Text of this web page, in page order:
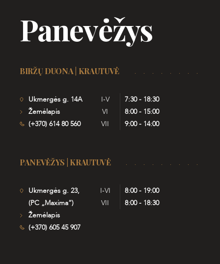
Panevėžys
BIRŽŲ DUONA | KRAUTUVĖ
Ukmergės g. 14A
Žemėlapis
(+370) 614 80 560
I-V
7:30 - 18:30
VI
8:00 - 15:00
VII
9:00 - 14:00
PANEVĖŽYS | KRAUTUVĖ
Ukmergės g. 23,
(PC „Maxima“)
Žemėlapis
(+370) 605 45 907
I-VI
8:00 - 19:00
VII
8:00 - 18:30